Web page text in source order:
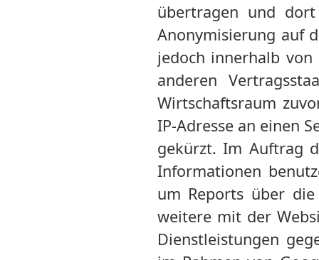
übertragen und
Anonymisierung auf
jedoch innerhalb
anderen
Wirtschaftsraum
IP-Adresse an einen
gekürzt. Im Auftrag
Informationen
um Reports über
weitere mit der
Dienstleistungen